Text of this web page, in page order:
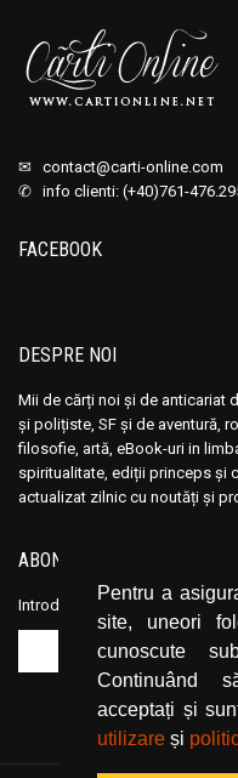
Pentru a
site, uneori
cunoscute
Continuând
acceptați și
utilizare și
✉ contact@carti-online.com
✆ info clienti: (+40)761-
FACEBOOK
DESPRE NOI
Mii de cărți noi și de anticariat
și polițiste, SF și de aventură,
filosofie, artă, eBook-uri in
spiritualitate, ediții princeps și
actualizat zilnic cu noutăți și
ABONEAZĂ-TE LA
Introduceți adresa dvs. de